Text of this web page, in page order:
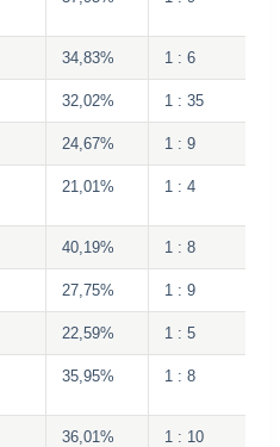
34,83% 1 : 6
32,02% 1 : 35
24,67% 1 : 9
21,01% 1 : 4
40,19% 1 : 8
27,75% 1 : 9
22,59% 1 : 5
35,95% 1 : 8
36,01% 1 : 10